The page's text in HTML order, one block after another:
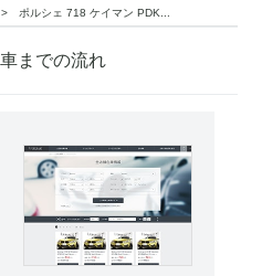
ポルシェ 718 ケイマン PDK...
までの流れ